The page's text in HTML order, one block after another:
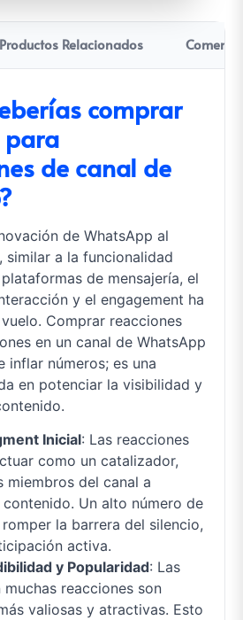
Productos Relacionados
comprar
para
de canal de
de WhatsApp al
similar a la funcionalidad
de mensajería, el
y el engagement ha
Comprar reacciones
en un canal de WhatsApp
inflar números; es una
en potenciar la visibilidad y
Inicial: Las reacciones
como un catalizador,
del canal a
Un alto número de
la barrera del silencio,
activa.
y Popularidad: Las
reacciones son
valiosas y atractivas. Esto